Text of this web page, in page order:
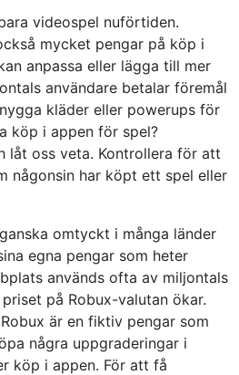
videospel nuförtiden.
mycket pengar på köp i
anpassa eller lägga till mer
användare betalar föremål
kläder eller powerups för
köp i appen för spel?
låt oss veta. Kontrollera för att
någonsin har köpt ett spel eller
omtyckt i många länder
egna pengar som heter
används ofta av miljontals
på Robux-valutan ökar.
är en fiktiv pengar som
några uppgraderingar i
köp i appen. För att få